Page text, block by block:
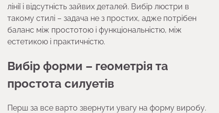
лінії і відсутність зайвих деталей. Вибір люстри в
такому стилі – задача не з простих, адже потрібен
баланс між простотою і функціональністю, між
естетикою і практичністю.
Вибір форми – геометрія та
простота силуетів
Перш за все варто звернути увагу на форму виробу.